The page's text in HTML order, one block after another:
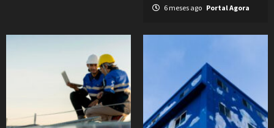
6 meses ago Portal Agora